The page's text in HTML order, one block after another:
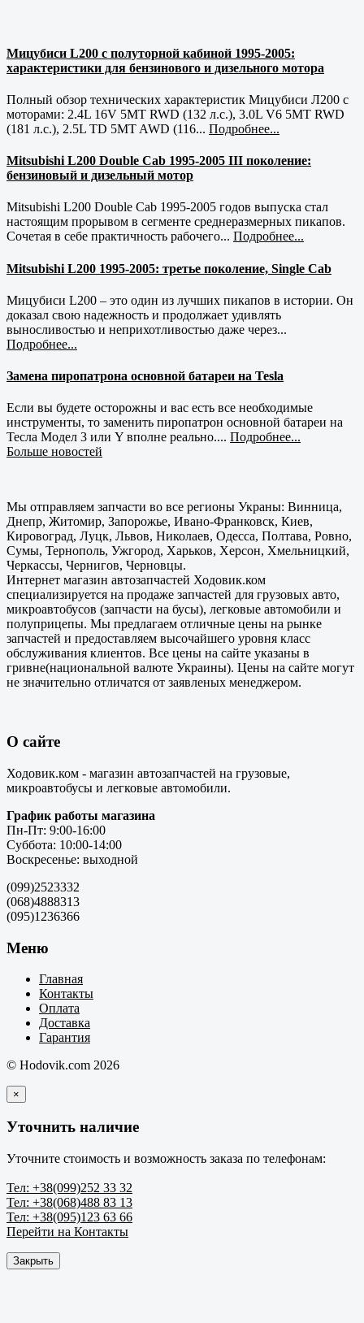
Мицубиси L200 с полуторной кабиной 1995-2005:
характеристики для бензинового и дизельного мотора
Полный обзор технических характеристик Мицубиси Л200 с
моторами: 2.4L 16V 5MT RWD (132 л.с.), 3.0L V6 5MT RWD
(181 л.с.), 2.5L TD 5MT AWD (116... Подробнее...
Mitsubishi L200 Double Cab 1995-2005 III поколение:
бензиновый и дизельный мотор
Mitsubishi L200 Double Cab 1995-2005 годов выпуска стал
настоящим прорывом в сегменте среднеразмерных пикапов.
Сочетая в себе практичность рабочего... Подробнее...
Mitsubishi L200 1995-2005: третье поколение, Single Cab
Мицубиси L200 – это один из лучших пикапов в истории. Он
доказал свою надежность и продолжает удивлять
выносливостью и неприхотливостью даже через...
Подробнее...
Замена пиропатрона основной батареи на Tesla
Если вы будете осторожны и вас есть все необходимые
инструменты, то заменить пиропатрон основной батареи на
Тесла Модел 3 или Y вполне реально.... Подробнее...
Больше новостей
Мы отправляем запчасти во все регионы Украны: Винница,
Днепр, Житомир, Запорожье, Ивано-Франковск, Киев,
Кировоград, Луцк, Львов, Николаев, Одесса, Полтава, Ровно,
Сумы, Тернополь, Ужгород, Харьков, Херсон, Хмельницкий,
Черкассы, Чернигов, Черновцы.
Интернет магазин автозапчастей Ходовик.ком
специализируется на продаже запчастей для грузовых авто,
микроавтобусов (запчасти на бусы), легковые автомобили и
полуприцепы. Мы предлагаем отличные цены на рынке
запчастей и предоставляем высочайшего уровня класс
обслуживания клиентов. Все цены на сайте указаны в
гривне(национальной валюте Украины). Цены на сайте могут
не значительно отличатся от заявленых менеджером.
О сайте
Ходовик.ком - магазин автозапчастей на грузовые,
микроавтобусы и легковые автомобили.
График работы магазина
Пн-Пт: 9:00-16:00
Суббота: 10:00-14:00
Воскресенье: выходной
(099)2523332
(068)4888313
(095)1236366
Меню
Главная
Контакты
Оплата
Доставка
Гарантия
© Hodovik.com 2026
×
Уточнить наличие
Уточните стоимость и возможность заказа по телефонам:
Тел: +38(099)252 33 32
Тел: +38(068)488 83 13
Тел: +38(095)123 63 66
Перейти на Контакты
Закрыть